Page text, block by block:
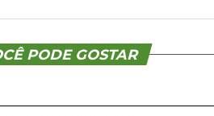
PODE GOSTAR